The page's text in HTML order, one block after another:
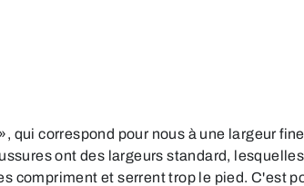
correspond pour nous à une largeur
ont des largeurs standard,
compriment et serrent trop le pied. C'est